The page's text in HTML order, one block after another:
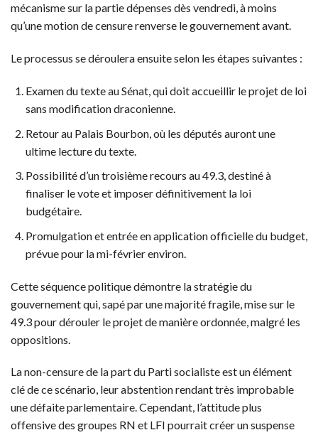
mécanisme sur la partie dépenses dès vendredi, à moins
qu’une motion de censure renverse le gouvernement avant.
Le processus se déroulera ensuite selon les étapes suivantes :
Examen du texte au Sénat, qui doit accueillir le projet de loi
sans modification draconienne.
Retour au Palais Bourbon, où les députés auront une
ultime lecture du texte.
Possibilité d’un troisième recours au 49.3, destiné à
finaliser le vote et imposer définitivement la loi
budgétaire.
Promulgation et entrée en application officielle du budget,
prévue pour la mi-février environ.
Cette séquence politique démontre la stratégie du
gouvernement qui, sapé par une majorité fragile, mise sur le
49.3 pour dérouler le projet de manière ordonnée, malgré les
oppositions.
La non-censure de la part du Parti socialiste est un élément
clé de ce scénario, leur abstention rendant très improbable
une défaite parlementaire. Cependant, l’attitude plus
offensive des groupes RN et LFI pourrait créer un suspense